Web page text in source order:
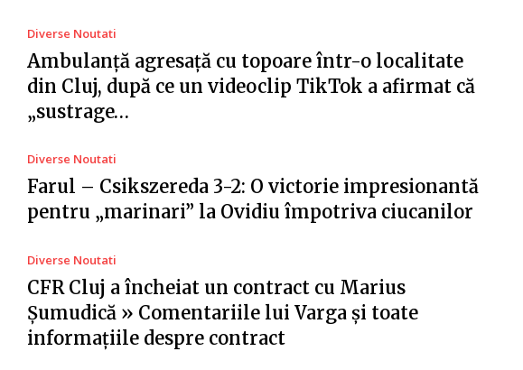
Diverse Noutati
Ambulanță agresață cu topoare într-o localitate
din Cluj, după ce un videoclip TikTok a afirmat că
„sustrage…
Diverse Noutati
Farul – Csikszereda 3-2: O victorie impresionantă
pentru „marinari” la Ovidiu împotriva ciucanilor
Diverse Noutati
CFR Cluj a încheiat un contract cu Marius
Șumudică » Comentariile lui Varga și toate
informațiile despre contract